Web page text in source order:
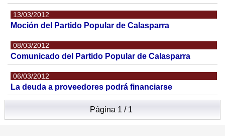
13/03/2012
Moción del Partido Popular de Calasparra
08/03/2012
Comunicado del Partido Popular de Calasparra
06/03/2012
La deuda a proveedores podrá financiarse
Página 1 / 1